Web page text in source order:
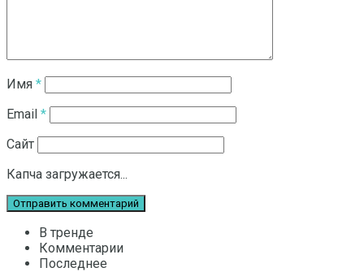
Имя *
Email *
Сайт
Капча загружается...
В тренде
Комментарии
Последнее